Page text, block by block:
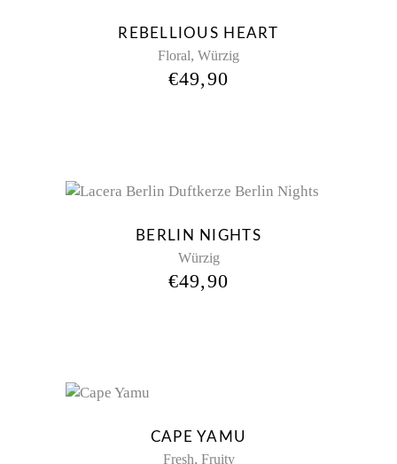
REBELLIOUS HEART
Floral, Würzig
€49,90
BERLIN NIGHTS
Würzig
€49,90
CAPE YAMU
Fresh, Fruity